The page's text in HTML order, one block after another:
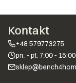
Kontakt
+48 579773275
pn. - pt. 7:00 - 15:00